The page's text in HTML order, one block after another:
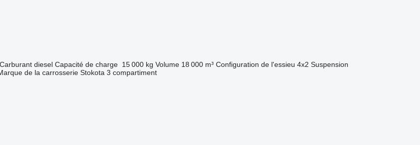
Carburant diesel Capacité de charge 15 000 kg Volume 18 000 m³ Configuration de l'essieu 4x2 Suspension
de la carrosserie Stokota 3 compartiment